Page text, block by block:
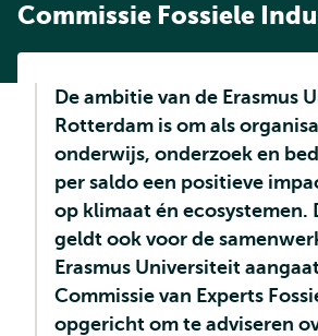
Commissie Fossiele
De ambitie van de Erasmus
Rotterdam is om als
onderwijs, onderzoek en
per saldo een positieve
op klimaat én ecosystemen.
geldt ook voor de
Erasmus Universiteit
Commissie van Experts
opgericht om te adviseren